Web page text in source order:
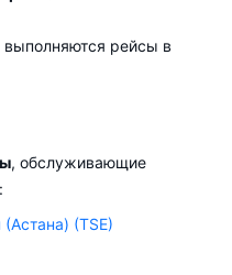
выполняются рейсы в
, обслуживающие
(TSE)